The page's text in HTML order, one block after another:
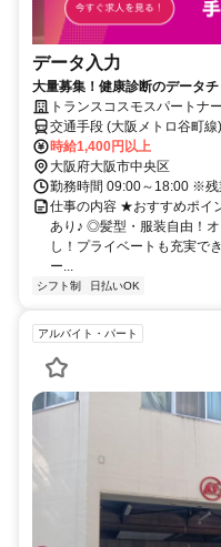
データ入力
大量募集！健康診断のデータ
トランスコスモスパートナ
交通手段 (大阪メトロ谷町線
時給1,400円以上
大阪府大阪市中央区
勤務時間 09:00～18:00 ※残
仕事の内容 ★おすすめポイ
あり♪ ◎髪型・服装自由！
し！プライベートも充実で
ー...
シフト制 日払いOK
アルバイト・パート